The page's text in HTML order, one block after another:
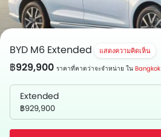
BYD M6 Extended แสดงความคิดเห็น
฿929,900 ราคาที่คาดว่าจะจำหน่าย ใน Bangkok
Extended
฿929,900